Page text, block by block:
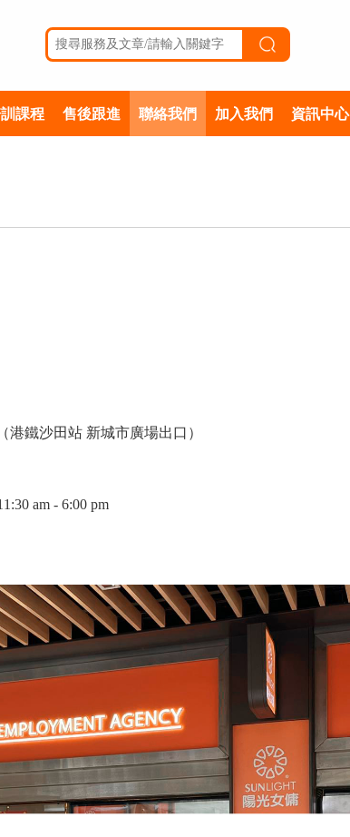
課程 售後跟進 聯絡我們 加入我們 資訊中心
港鐵沙田站 新城市廣場出口）
am - 6:00 pm